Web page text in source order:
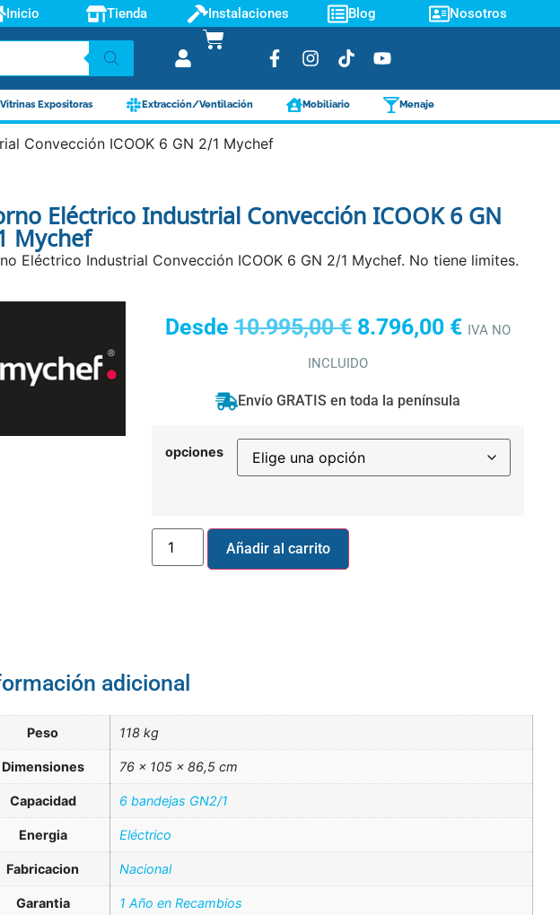
Inicio Tienda Instalaciones Blog Nosotros
Vitrinas Expositoras Extracción/Ventilación Mobiliario Menaje
Convección ICOOK 6 GN 2/1 Mychef
Eléctrico Industrial Convección ICOOK 6 GN
Mychef
Eléctrico Industrial Convección ICOOK 6 GN 2/1 Mychef. No tiene limites.
Desde10.995,00€ 8.796,00 € IVA NO
INCLUIDO
Envío GRATIS en toda la península
opciones
Añadir al carrito
adicional
Peso 118 kg
Dimensiones 76 × 105 × 86,5 cm
Capacidad 6 bandejas GN2/1
Energia Eléctrico
Fabricacion Nacional
Garantia 1 Año en Recambios